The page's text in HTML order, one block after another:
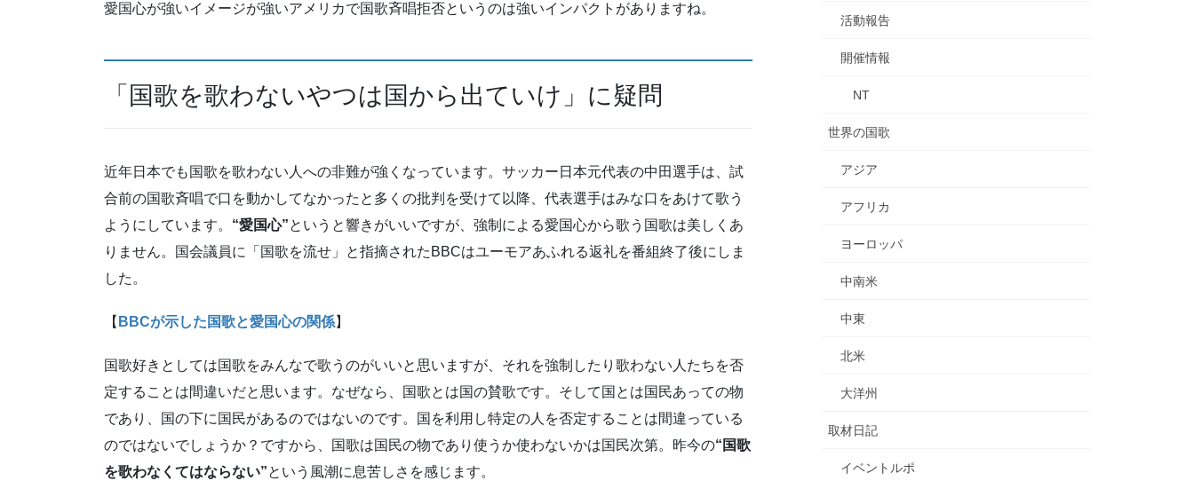
愛国心が強いイメージが強いアメリカで国歌斉唱拒否というのは強いインパクトがありますね。
「国歌を歌わないやつは国から出ていけ」に疑問
近年日本でも国歌を歌わない人への非難が強くなっています。サッカー日本元代表の中田選手は、試
合前の国歌斉唱で口を動かしてなかったと多くの批判を受けて以降、代表選手はみな口をあけて歌う
ようにしています。 “愛国心”というと響きがいいですが、強制による愛国心から歌う国歌は美しくあ
りません。国会議員に「国歌を流せ」と指摘されたBBCはユーモアあふれる返礼を番組終了後にしま
した。
【 BBCが示した国歌と愛国心の関係】
国歌好きとしては国歌をみんなで歌うのがいいと思いますが、それを強制したり歌わない人たちを否
定することは間違いだと思います。なぜなら、国歌とは国の賛歌です。そして国とは国民あっての物
であり、国の下に国民があるのではないのです。国を利用し特定の人を否定することは間違っている
のではないでしょうか？ですから、国歌は国民の物であり使うか使わないかは国民次第。昨今の“国歌
を歌わなくてはならない”という風潮に息苦しさを感じます。
活動報告
開催情報
NT
世界の国歌
アジア
アフリカ
ヨーロッパ
中南米
中東
北米
大洋州
取材日記
イベントルポ